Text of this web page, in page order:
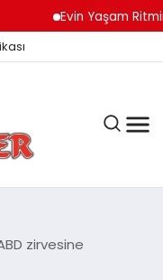
Evin Yaşam Ritmini
zirvesine